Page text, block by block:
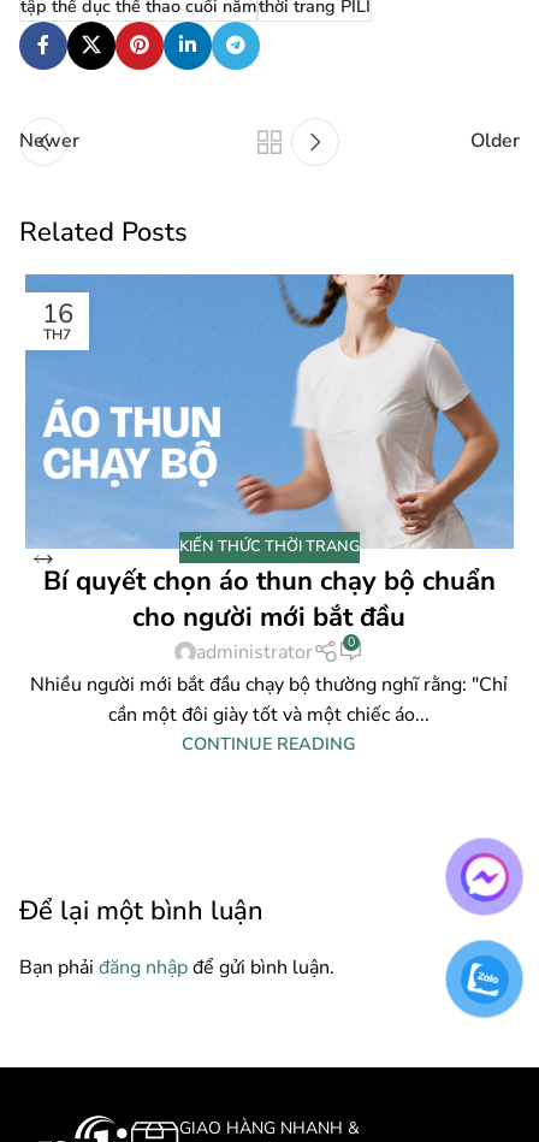
tập thể dục thể thao cuối nămthời trang PILI
Newer Older
Related Posts
16
TH7
KIẾN THỨC THỜI TRANG
Bí quyết chọn áo thun chạy bộ chuẩn
cho người mới bắt đầu
administrator 0
Nhiều người mới bắt đầu chạy bộ thường nghĩ rằng: "Chỉ
cần một đôi giày tốt và một chiếc áo...
CONTINUE READING
Để lại một bình luận
Bạn phải đăng nhậpđể gửi bình luận.
GIAO HÀNG NHANH &